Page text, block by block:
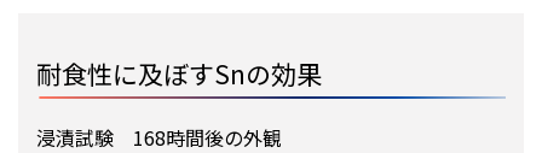
耐食性に及ぼすSnの効果
浸漬試験 168時間後の外観